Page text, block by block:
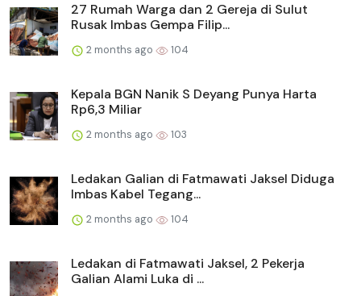
27 Rumah Warga dan 2 Gereja di Sulut
Rusak Imbas Gempa Filip...
2 months ago 104
Kepala BGN Nanik S Deyang Punya Harta
Rp6,3 Miliar
2 months ago 103
Ledakan Galian di Fatmawati Jaksel Diduga
Imbas Kabel Tegang...
2 months ago 104
Ledakan di Fatmawati Jaksel, 2 Pekerja
Galian Alami Luka di ...